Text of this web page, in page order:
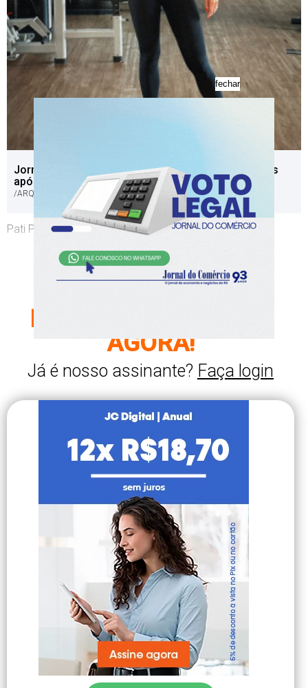
Jornalista Pati Pontalti aderiu aos exercícios físicos
após os 40 anos
/ARQUIVO PESSOAL/JC
Pati Pontalti
CONTINUE SUA
ESCOLHA SEU PLANO
AGORA!
Já é nosso assinante? Faça login
fechar